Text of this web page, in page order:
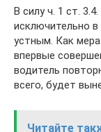
В силу ч. 1 ст.
исключительно
устным. Как
впервые
водитель
всего, будет
Читайте